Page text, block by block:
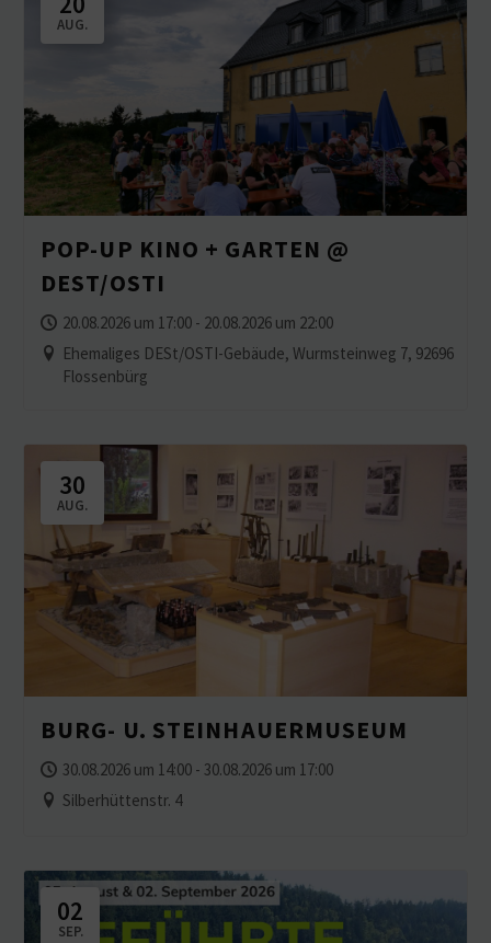
AUG.
POP-UP KINO + GARTEN @
DEST/OSTI
20.08.2026 um 17:00 - 20.08.2026 um 22:00
Ehemaliges DESt/OSTI-Gebäude, Wurmsteinweg 7, 92696
Flossenbürg
30
AUG.
BURG- U. STEINHAUERMUSEUM
30.08.2026 um 14:00 - 30.08.2026 um 17:00
Silberhüttenstr. 4
02
SEP.